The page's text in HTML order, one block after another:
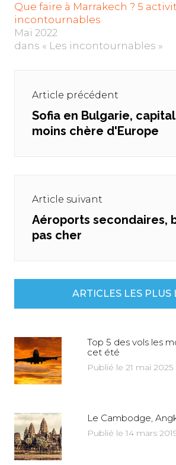
Que faire à Marrakech ? 5
incontournables
Mai 2022
dans « Les incontournables »
l’articleArticle précédent
Previous
post:
Sofia en Bulgarie,
moins chère d'Europe
Article suivant
Next
post:
Aéroports secondaires,
pas cher
ARTICLES LES PLUS
Top 5 des vols les
cet été
Publié le 21 mai 2025
Le Cambodge,
Publié le 14 mars